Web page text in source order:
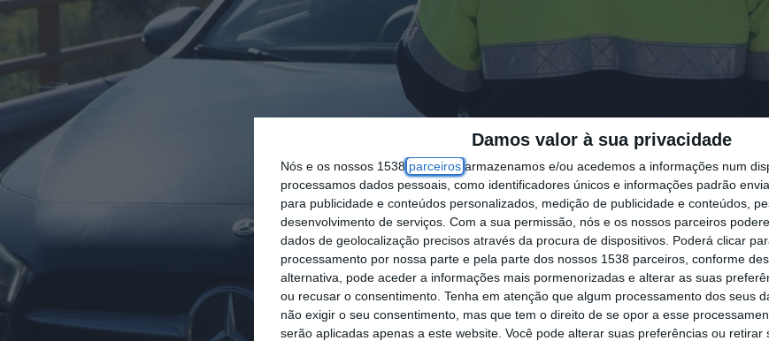
Damos valor à sua privacidade
Nós e os nossos 1538 parceiros armazenamos e/ou acedemos a informações num
processamos dados pessoais, como identificadores únicos e informações padrão
para publicidade e conteúdos personalizados, medição de publicidade e conteúdos,
desenvolvimento de serviços. Com a sua permissão, nós e os nossos parceiros
dados de geolocalização precisos através da procura de dispositivos. Poderá clicar
processamento por nossa parte e pela parte dos nossos 1538 parceiros, conforme
alternativa, pode aceder a informações mais pormenorizadas e alterar as suas
ou recusar o consentimento. Tenha em atenção que algum processamento dos seus
não exigir o seu consentimento, mas que tem o direito de se opor a esse
serão aplicadas apenas a este website. Você pode alterar suas preferências ou retirar